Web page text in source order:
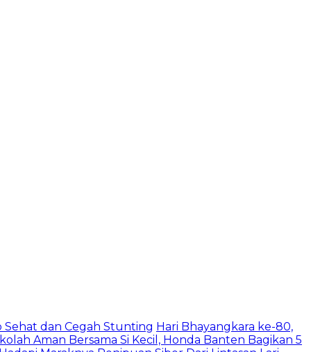
Sehat dan Cegah Stunting Hari Bhayangkara ke-80,
Aman Bersama Si Kecil, Honda Banten Bagikan 5